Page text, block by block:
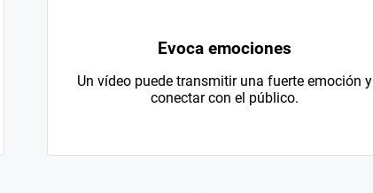
Evoca emociones
Un vídeo puede transmitir una fuerte emoción y
conectar con el público.